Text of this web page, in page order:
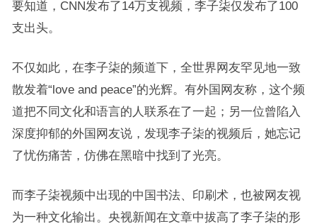
要知道，CNN发布了14万支视频，李子柒仅发布了100
支出头。
不仅如此，在李子柒的频道下，全世界网友罕见地一致
散发着“love and peace”的光辉。有外国网友称，这个频
道把不同文化和语言的人联系在了一起；另一位曾陷入
深度抑郁的外国网友说，发现李子柒的视频后，她忘记
了忧伤痛苦，仿佛在黑暗中找到了光亮。
而李子柒视频中出现的中国书法、印刷术，也被网友视
为一种文化输出。央视新闻在文章中拔高了李子柒的形